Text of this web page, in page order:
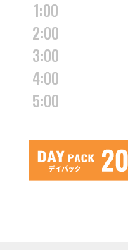
1:00
2:00
3:00
4:00
5:00